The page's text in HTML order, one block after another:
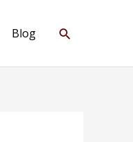
Blog Search